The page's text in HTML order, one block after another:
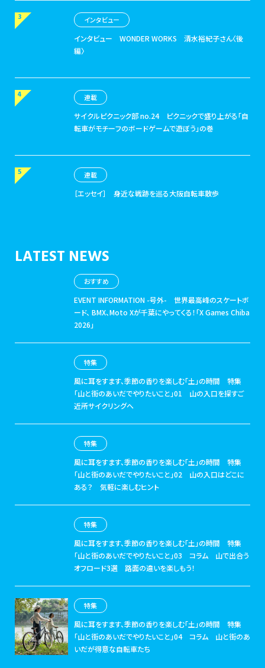
インタビュー
インタビュー WONDER WORKS 清水裕紀子さん〈後
編〉
連載
サイクルピクニック部 no.24
ピクニックで盛り上がる「自
転車がモチーフのボードゲームで遊ぼう」の巻
連載
［エッセイ］ 身近な戦跡を巡る大阪自転車散歩
LATEST NEWS
おすすめ
EVENT INFORMATION -号外- 世界最高峰のスケートボ
ード、 BMX、Moto Xが千葉にやってくる！「X Games Chiba
2026」
特集
風に耳をすます、季節の香りを楽しむ「土」の時間 特集
「山と街のあいだでやりたいこと」01 山の入口を探すご
近所サイクリングへ
特集
風に耳をすます、季節の香りを楽しむ「土」の時間 特集
「山と街のあいだでやりたいこと」02 山の入口はどこに
ある？ 気軽に楽しむヒント
特集
風に耳をすます、季節の香りを楽しむ「土」の時間 特集
「山と街のあいだでやりたいこと」03 コラム 山で出合う
オフロード3選 路面の違いを楽しもう！
特集
風に耳をすます、季節の香りを楽しむ「土」の時間 特集
「山と街のあいだでやりたいこと」04 コラム 山と街のあ
いだが得意な自転車たち